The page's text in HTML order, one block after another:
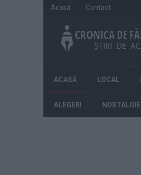
Acasă Contact
ACASĂ LOCAL
ALEGERI NOSTALGIE